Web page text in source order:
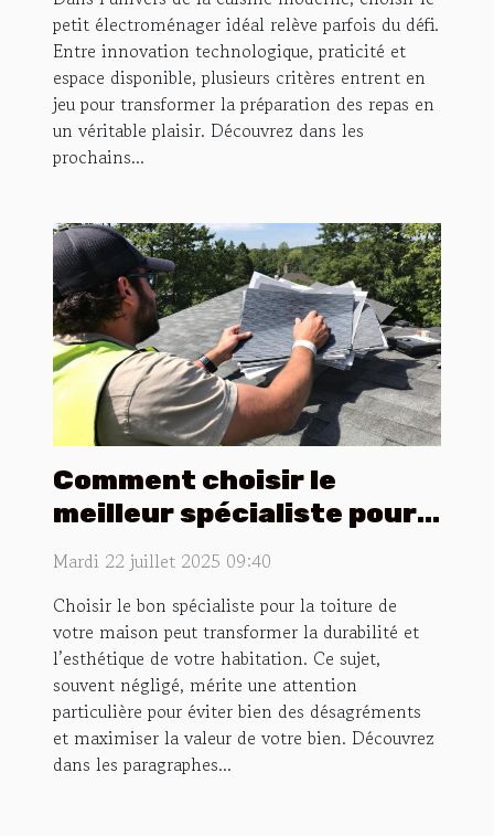
petit électroménager idéal relève parfois du défi.
Entre innovation technologique, praticité et
espace disponible, plusieurs critères entrent en
jeu pour transformer la préparation des repas en
un véritable plaisir. Découvrez dans les
prochains...
Comment choisir le
meilleur spécialiste pour
Mardi 22 juillet 2025 09:40
Choisir le bon spécialiste pour la toiture de
votre maison peut transformer la durabilité et
l’esthétique de votre habitation. Ce sujet,
souvent négligé, mérite une attention
particulière pour éviter bien des désagréments
et maximiser la valeur de votre bien. Découvrez
dans les paragraphes...